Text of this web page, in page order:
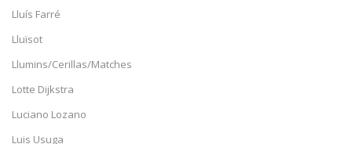
Lluís Farré
Lluïsot
Llumins/Cerillas/Matches
Lotte Dijkstra
Luciano Lozano
Luis Usuga